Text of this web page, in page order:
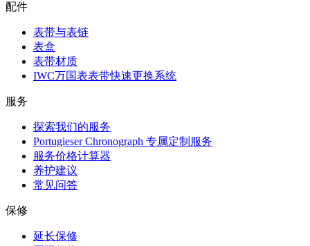
配件
表带与表链
表盒
表带材质
IWC万国表表带快速更换系统
服务
探索我们的服务
Portugieser Chronograph 专属定制服务
服务价格计算器
养护建议
常见问答
保修
延长保修